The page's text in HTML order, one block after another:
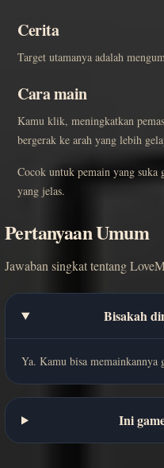
Cerita
Target utamanya adalah
Cara main
Kamu klik, meningkatkan
bergerak ke arah yang lebih
Cocok untuk pemain yang suka
yang jelas.
Pertanyaan Umum
Jawaban singkat tentang
Bisakah
Ya. Kamu bisa memainkannya
Ini